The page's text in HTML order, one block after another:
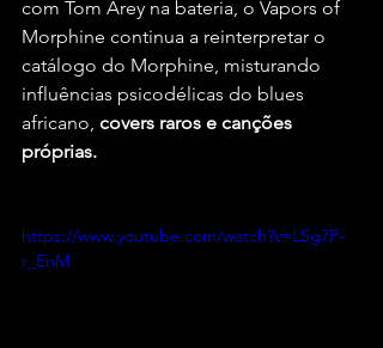
com Tom Arey na bateria, o Vapors of
Morphine continua a reinterpretar o
catálogo do Morphine, misturando
influências psicodélicas do blues
africano, covers raros e canções
próprias.
https://www.youtube.com/watch?v=LSg7P-
r_EnM